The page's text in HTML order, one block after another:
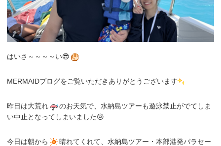
はいさ～～～～い😎
MERMAIDブログをご覧いただきありがとうございます
昨日は大荒れ
のお天気で、水納島ツアーも遊泳禁止がでてしま
い中止となってしまいました😢
今日は朝から
晴れてくれて、水納島ツアー・本部港発パラセー